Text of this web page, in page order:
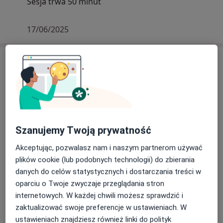
17/06/2025
Usługi i ceny
Konsultacja online (pierwsza
wizyta)
200 zł Szczegóły
Konsultacja w języku obcym
Konsultacja psychologiczna dla
studentów (online)
200 zł Szczegóły
Umów wizytę
Konsultacja psychologiczna dla
Szanujemy Twoją prywatność
Akceptując, pozwalasz nam i naszym partnerom używać
plików cookie (lub podobnych technologii) do zbierania
danych do celów statystycznych i dostarczania treści w
oparciu o Twoje zwyczaje przeglądania stron
internetowych. W każdej chwili możesz sprawdzić i
zaktualizować swoje preferencje w ustawieniach. W
ustawieniach znajdziesz również linki do polityk